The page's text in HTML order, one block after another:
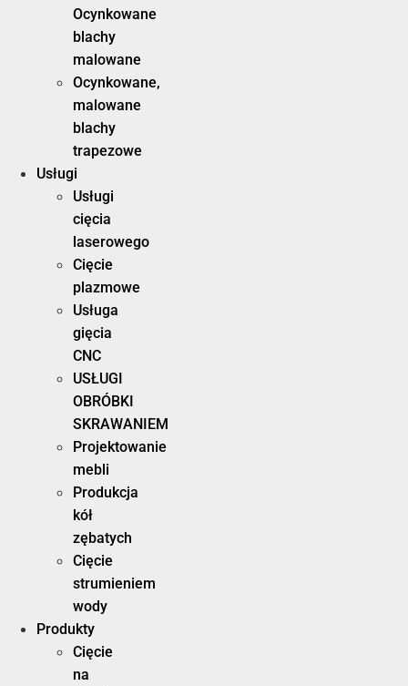
Ocynkowane
blachy
malowane
Ocynkowane,
malowane
blachy
trapezowe
Usługi
Usługi
cięcia
laserowego
Cięcie
plazmowe
Usługa
gięcia
CNC
USŁUGI
OBRÓBKI
SKRAWANIEM
Projektowanie
mebli
Produkcja
kół
zębatych
Cięcie
strumieniem
wody
Produkty
Cięcie
na